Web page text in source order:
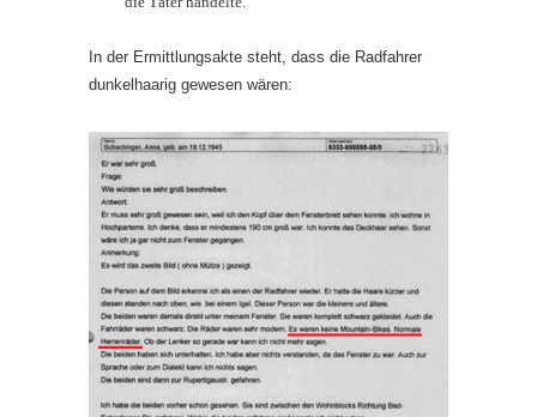
In der Ermittlungsakte steht, dass die Radfahrer
dunkelhaarig gewesen wären: